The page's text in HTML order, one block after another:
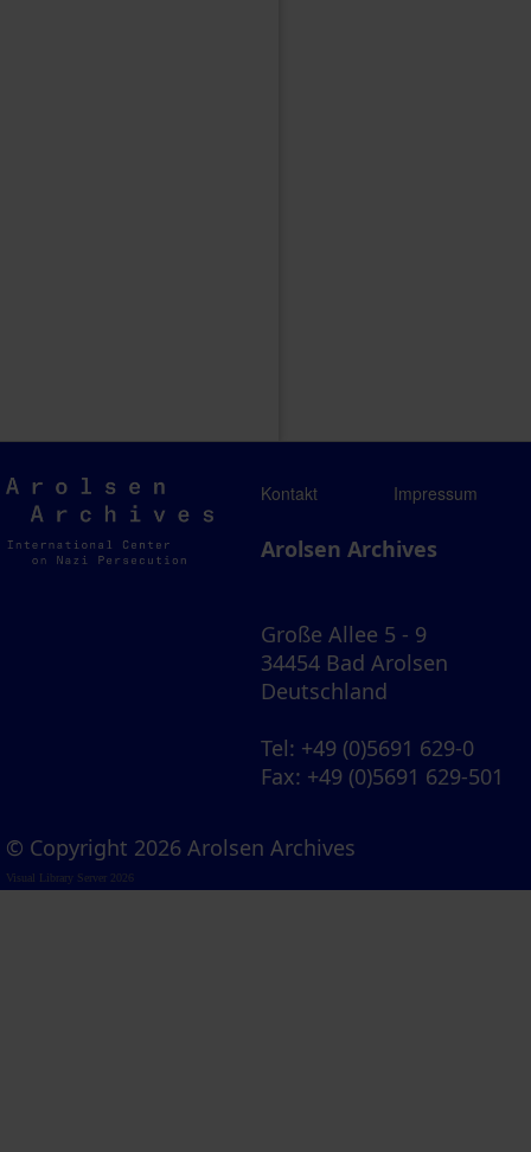
Arolsen
Archives
Kontakt Impressum
Arolsen Archives
Große Allee 5 - 9
34454 Bad Arolsen
Deutschland
Tel: +49 (0)5691 629-0
Fax: +49 (0)5691 629-501
© Copyright 2026 Arolsen Archives
Visual Library Server 2026